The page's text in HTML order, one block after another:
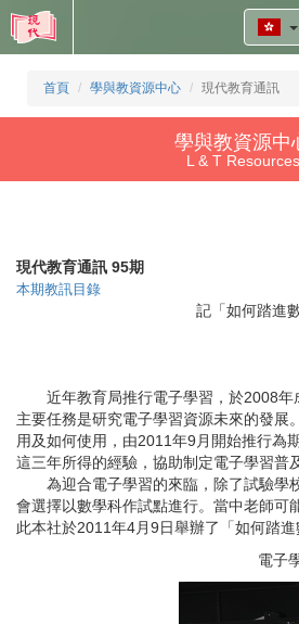
首頁 學與教資源中心 現代教育通訊
學與教資源中
L & T Resources
現代教育通訊 95期
本期教訊目錄
記「如何踏進
近年教育局推行電子學習，於2008年
主要任務是研究電子學習資源未來的發
用及如何使用，由2011年9月開始推行為
這三年所得的經驗，協助制定電子學習普
為迎合電子學習的來臨，除了試驗學
會選擇以數學科作試點進行。當中老師可
此本社於2011年4月9日舉辦了「如何踏
電子